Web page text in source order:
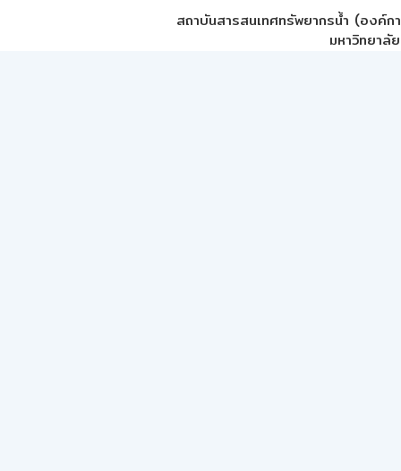
สถาบันสารสนเทศทรัพยากรน้ำ (องค์ก
มหาวิทยาลั